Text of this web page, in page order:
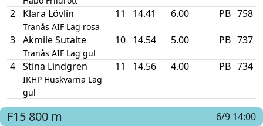
2 Klara Lövlin
Tranås AIF Lag rosa
11 14.41 6.00 PB 758
3 Akmile Sutaite
Tranås AIF Lag gul
10 14.54 5.00 PB 737
4 Stina Lindgren
IKHP Huskvarna Lag
gul
11 14.56 4.00 PB 734
F15 800 m 6/9 14:00